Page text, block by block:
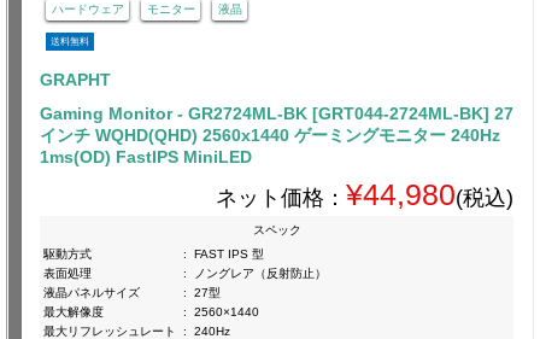
ハードウェア モニター 液晶
送料無料
GRAPHT
Gaming Monitor - GR2724ML-BK [GRT044-2724ML-BK] 27
インチ WQHD(QHD) 2560x1440 ゲーミングモニター 240Hz
1ms(OD) FastIPS MiniLED
ネット価格： ¥44,980(税込)
スペック
駆動方式
:
FAST IPS 型
表面処理
:
ノングレア（反射防止）
液晶パネルサイズ
:
27型
最大解像度
:
2560×1440
最大リフレッシュレート
:
240Hz